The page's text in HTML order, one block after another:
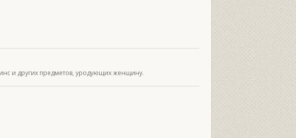
и других предметов, уродующих женщину.